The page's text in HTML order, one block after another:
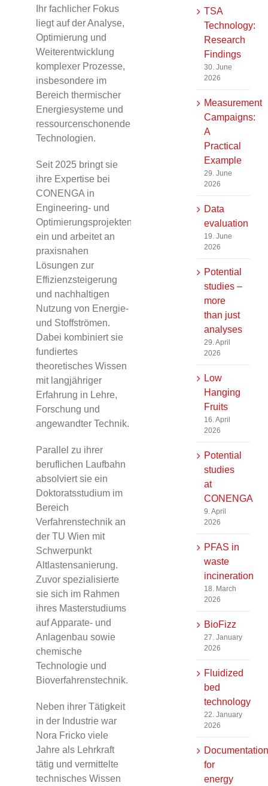
Ihr fachlicher Fokus
liegt auf der Analyse,
Optimierung und
Weiterentwicklung
komplexer Prozesse,
insbesondere im
Bereich thermischer
Energiesysteme und
ressourcenschonender
Technologien.
Seit 2025 bringt sie
ihre Expertise bei
CONENGA in
Engineering- und
Optimierungsprojekten
ein und arbeitet an
praxisnahen
Lösungen zur
Effizienzsteigerung
und nachhaltigen
Nutzung von Energie-
und Stoffströmen.
Dabei kombiniert sie
fundiertes
theoretisches Wissen
mit langjähriger
Erfahrung in Lehre,
Forschung und
angewandter Technik.
Parallel zu ihrer
beruflichen Laufbahn
absolviert sie ein
Doktoratsstudium im
Bereich
Verfahrenstechnik an
der TU Wien mit
Schwerpunkt
Altlastensanierung.
Zuvor spezialisierte
sie sich im Rahmen
ihres Masterstudiums
auf Apparate- und
Anlagenbau sowie
chemische
Technologie und
Bioverfahrenstechnik.
Neben ihrer Tätigkeit
in der Industrie war
Nora Fricko viele
Jahre als Lehrkraft
tätig und vermittelte
technisches Wissen
TSA
Technology:
Research
Findings
30. June
2026
Measurement
Campaigns:
A
Practical
Example
29. June
2026
Data
evaluation
19. June
2026
Potential
studies –
more
than just
analyses
29. April
2026
Low
Hanging
Fruits
16. April
2026
Potential
studies
at
CONENGA
9. April
2026
PFAS in
waste
incineration
18. March
2026
BioFizz
27. January
2026
Fluidized
bed
technology
22. January
2026
Documentation
for
energy